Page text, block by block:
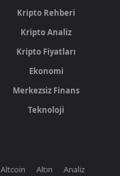
Kripto Rehberi
Kripto Analiz
Kripto Fiyatları
Ekonomi
Merkezsiz Finans
Teknoloji
Altcoin Altın
Analiz